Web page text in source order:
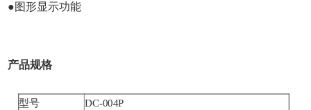
●图形显示功能
产品规格
型号
DC-004P